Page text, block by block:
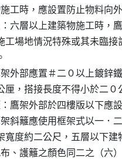
施工時，應設置防止物料向
：六層以上建築物施工時
其施工場地情況特殊或其未
架外部應置＃二０以上鍍
公厘，搭接長度不得小於二０
：鷹架外部於四樓版以下應
架斜籬應使用框架式以一
架寬度約二公尺，五層以下
布、護籬之顏色同二之（六）